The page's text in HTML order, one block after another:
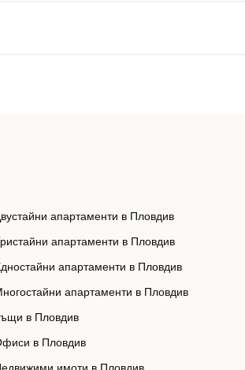
апартаменти в Пловдив
апартаменти в Пловдив
апартаменти в Пловдив
апартаменти в Пловдив
в Пловдив
в Пловдив
имоти в Пловдив